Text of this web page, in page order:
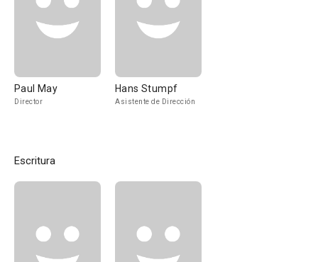
Paul May
Director
Hans Stumpf
Asistente de Dirección
Escritura